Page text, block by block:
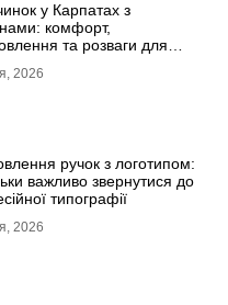
у Карпатах з
комфорт,
та розваги для
2026
ручок з логотипом:
важливо звернутися до
типографії
2026